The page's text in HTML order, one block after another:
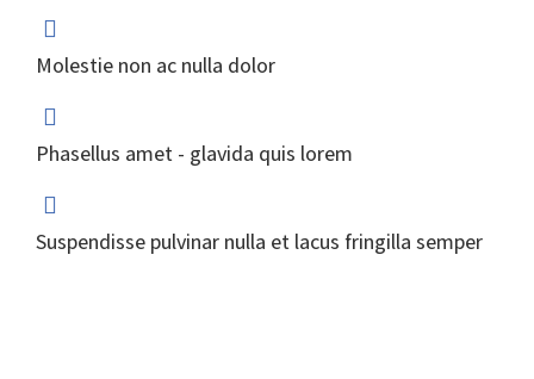
Molestie non ac nulla dolor
Phasellus amet - glavida quis lorem
Suspendisse pulvinar nulla et lacus fringilla semper